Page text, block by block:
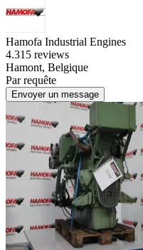
Hamofa Industrial Engines
4.315 reviews
Hamont, Belgique
Par requête
Envoyer un message